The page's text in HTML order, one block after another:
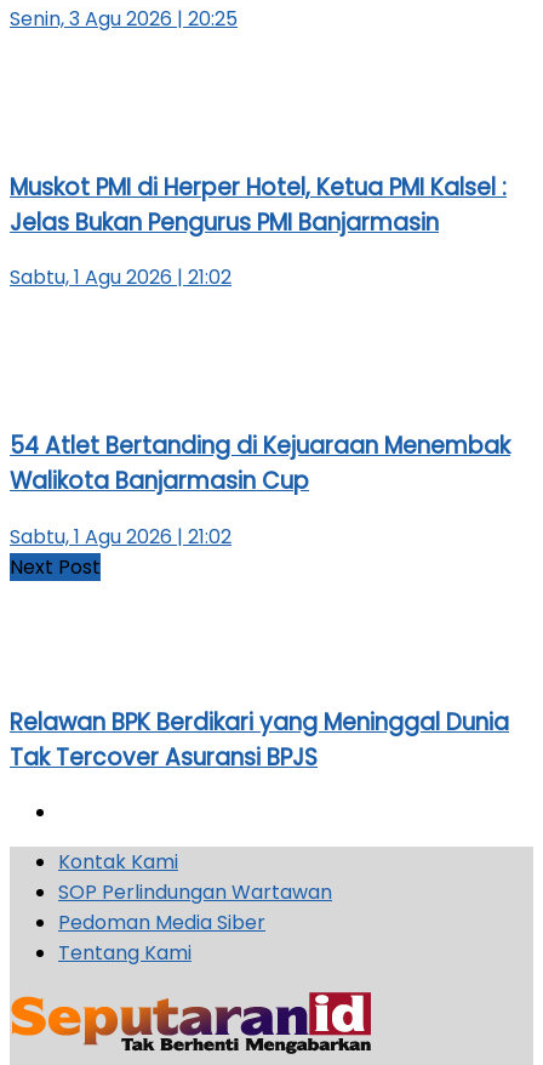
Senin, 3 Agu 2026 | 20:25
Muskot PMI di Herper Hotel, Ketua PMI Kalsel :
Jelas Bukan Pengurus PMI Banjarmasin
Sabtu, 1 Agu 2026 | 21:02
54 Atlet Bertanding di Kejuaraan Menembak
Walikota Banjarmasin Cup
Sabtu, 1 Agu 2026 | 21:02
Next Post
Relawan BPK Berdikari yang Meninggal Dunia
Tak Tercover Asuransi BPJS
Kontak Kami
SOP Perlindungan Wartawan
Pedoman Media Siber
Tentang Kami